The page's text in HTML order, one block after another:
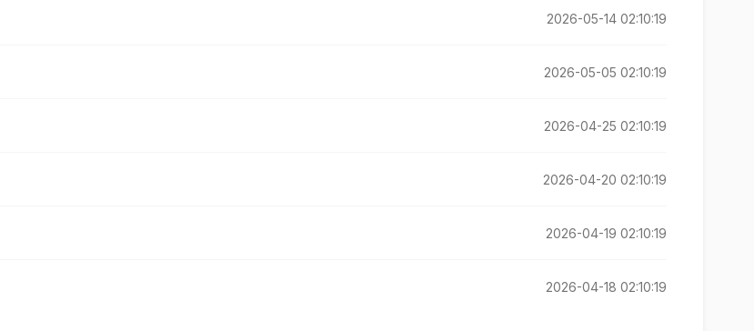
2026-05-14 02:10:19
2026-05-05 02:10:19
2026-04-25 02:10:19
2026-04-20 02:10:19
2026-04-19 02:10:19
2026-04-18 02:10:19